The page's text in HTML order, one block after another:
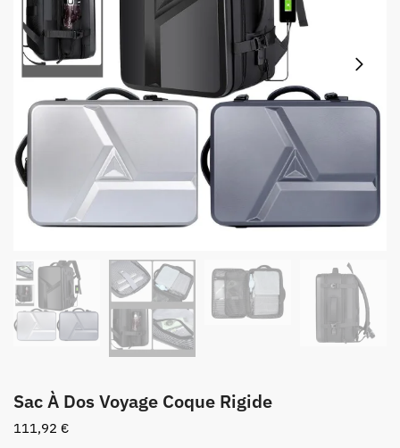
Sac À Dos Voyage Coque Rigide
111,92 €